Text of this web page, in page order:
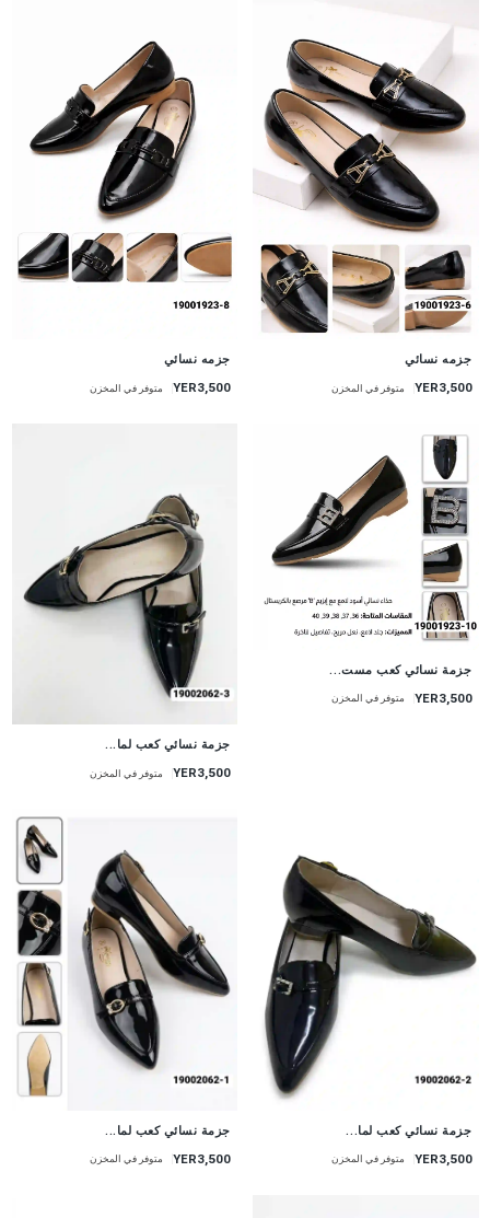
جزمه نسائي
YER3,500 متوفر في المخزن
جزمه نسائي
YER3,500 متوفر في المخزن
جزمة نسائي كعب مست...
YER3,500 متوفر في المخزن
جزمة نسائي كعب لما...
YER3,500 متوفر في المخزن
جزمة نسائي كعب لما...
YER3,500 متوفر في المخزن
جزمة نسائي كعب لما...
YER3,500 متوفر في المخزن